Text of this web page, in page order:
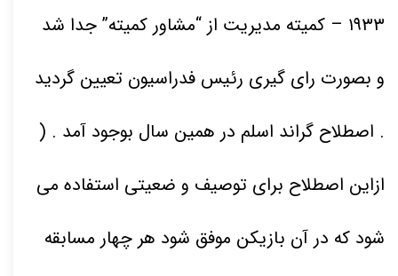
۱۹۳۳ – کمیته مدیریت از “مشاور کمیته” جدا شد
و بصورت رای گیری رئیس فدراسیون تعیین گردید
. اصطلاح گراند اسلم در همین سال بوجود آمد . (
ازاین اصطلاح برای توصیف و ضعیتی استفاده می
شود که در آن بازیکن موفق شود هر چهار مسابقه